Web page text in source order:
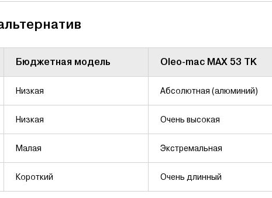
Бюджетная модель Oleo-mac MAX 53 TK
Низкая Абсолютная (алюминий)
Низкая Очень высокая
Малая Экстремальная
Короткий Очень длинный